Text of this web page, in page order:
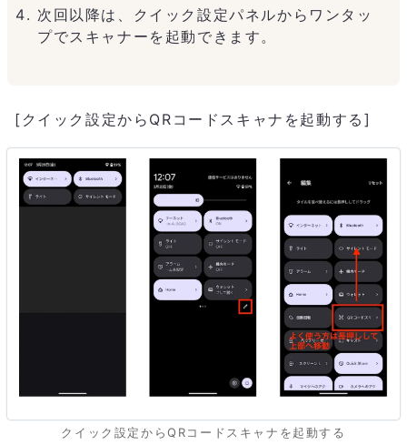
次回以降は、クイック設定パネルからワンタッ
プでスキャナーを起動できます。
[クイック設定からQRコードスキャナを起動する]
クイック設定からQRコードスキャナを起動する